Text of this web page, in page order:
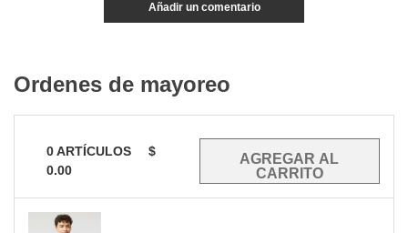
Añadir un comentario
Ordenes de mayoreo
0ARTÍCULOS
$
0.00